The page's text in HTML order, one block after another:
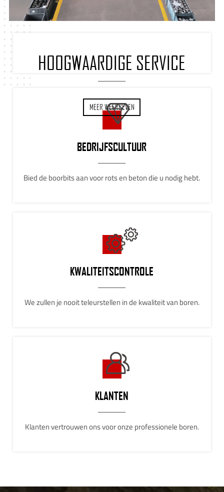
HOOGWAARDIGE SERVICE
MEER WEERGEVEN
BEDRIJFSCULTUUR
Bied de boorbits aan voor rots en beton die u nodig hebt.
KWALITEITSCONTROLE
We zullen je nooit teleurstellen in de kwaliteit van boren.
KLANTEN
Klanten vertrouwen ons voor onze professionele boren.